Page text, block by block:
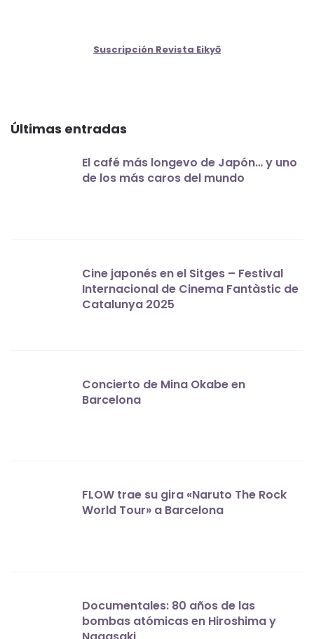
Suscripción Revista Eikyō
Últimas entradas
El café más longevo de Japón… y uno
de los más caros del mundo
Cine japonés en el Sitges – Festival
Internacional de Cinema Fantàstic de
Catalunya 2025
Concierto de Mina Okabe en
Barcelona
FLOW trae su gira «Naruto The Rock
World Tour» a Barcelona
Documentales: 80 años de las
bombas atómicas en Hiroshima y